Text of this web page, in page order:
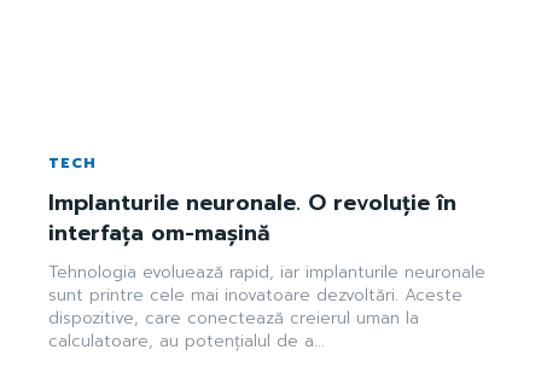
TECH
Implanturile neuronale. O revoluție în
interfața om-mașină
Tehnologia evoluează rapid, iar implanturile neuronale
sunt printre cele mai inovatoare dezvoltări. Aceste
dispozitive, care conectează creierul uman la
calculatoare, au potențialul de a...